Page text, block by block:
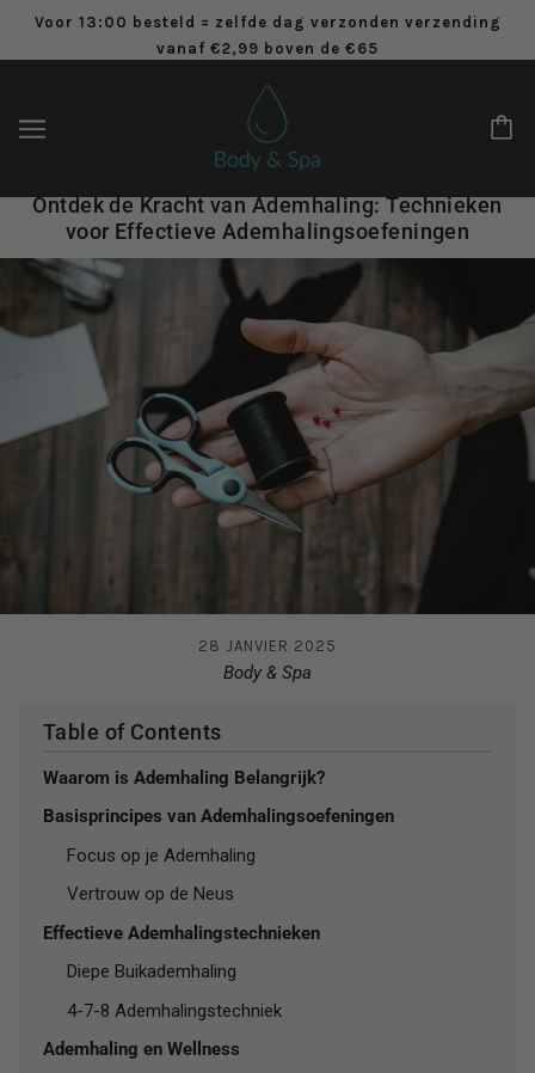
Voor 13:00 besteld = zelfde dag verzonden verzending
vanaf €2,99 boven de €65
Ontdek de Kracht van Ademhaling: Technieken
voor Effectieve Ademhalingsoefeningen
28 JANVIER 2025
Body & Spa
Table of Contents
Waarom is Ademhaling Belangrijk?
Basisprincipes van Ademhalingsoefeningen
Focus op je Ademhaling
Vertrouw op de Neus
Effectieve Ademhalingstechnieken
Diepe Buikademhaling
4-7-8 Ademhalingstechniek
Ademhaling en Wellness